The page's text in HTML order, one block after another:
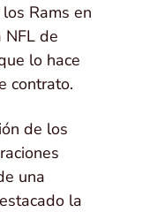
Rams en
de
lo hace
contrato.
de los
una
la